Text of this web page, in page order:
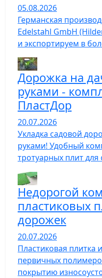
05.08.2026
Германская
Edelstahl GmbH
и экспортируем в
Дорожка на
руками -
ПластДор
20.07.2026
Укладка садовой
руками! Удобный
тротуарных плит
Недорогой
пластиковых
дорожек
20.07.2026
Пластиковая плитка
первичных
покрытию